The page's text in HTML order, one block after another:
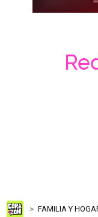
FAMILIA Y